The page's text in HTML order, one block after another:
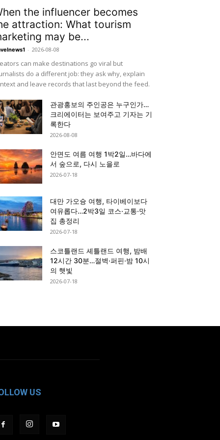
the influencer becomes
attraction: What tourism
may be...
- 2026-08-08
can make destinations go viral but
do a different job: they ask why, explain
and leave records that last beyond the feed.
관광홍보의 주인공은 누구인가…
크리에이터는 보여주고 기자는 기
록한다
2026-08-08
안면도 여름 여행 1박2일…바다에
서 숲으로, 다시 노을로
2026-07-18
대만 가오슝 여행, 타이베이보다
여유롭다…2박3일 코스·교통·맛
집 총정리
2026-07-18
스코틀랜드 셰틀랜드 여행, 밤배
12시간 30분…절벽·퍼핀·밤 10시
의 햇빛
2026-07-18
US